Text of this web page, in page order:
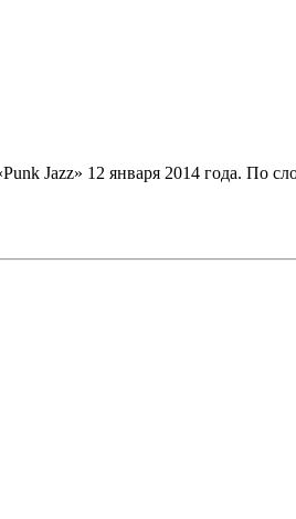
Jazz» 12 января 2014 года. По